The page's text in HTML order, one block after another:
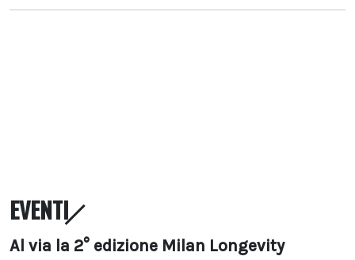
EVENTI
Al via la 2° edizione Milan Longevity